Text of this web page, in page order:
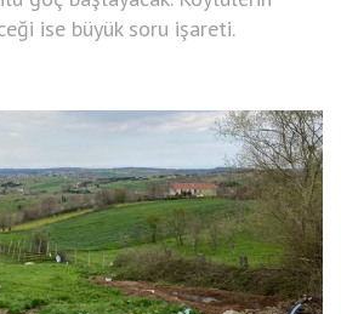
ise büyük soru işareti.